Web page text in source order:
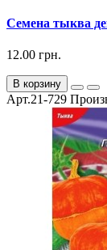
Семена тыква
12.00 грн.
В корзину
Арт.21-729